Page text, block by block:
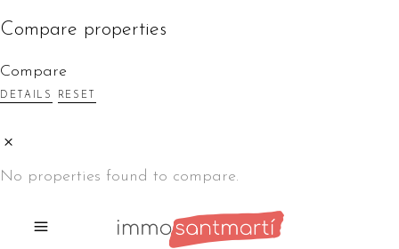
Compare properties
Compare
DETAILS RESET
No properties found to compare.